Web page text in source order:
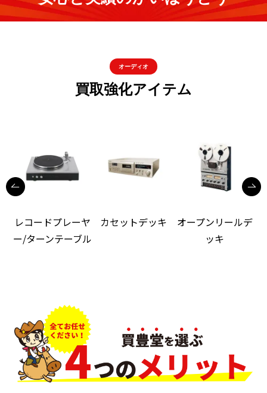
オーディオ
買取強化アイテム
レコードプレーヤ
ー/ターンテーブル
カセットデッキ
オープンリールデ
ッキ